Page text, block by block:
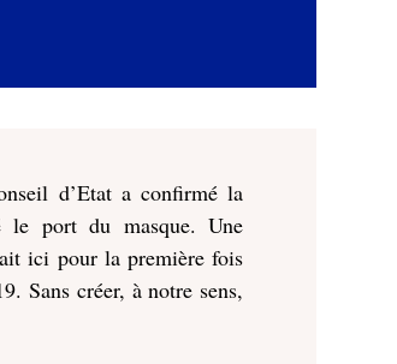
d’Etat a confirmé la
le port du masque. Une
ici pour la première fois
Sans créer, à notre sens,